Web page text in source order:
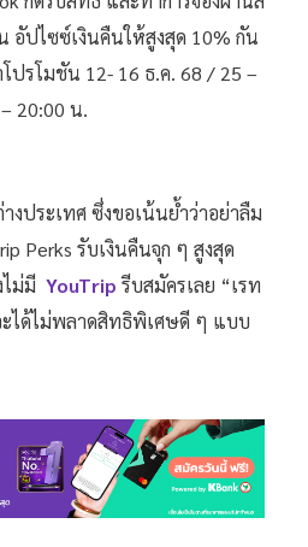
อัปไซซ์เงินคืนให้สูงสุด 10% กัน
โปรโมชัน 12- 16 ธ.ค. 68 / 25 –
20:00 น.
ประเทศ ซึ่งขอเน้นย้ำว่าอย่าลืม
Perks รับเงินคืนจุก ๆ สูงสุด
ม่มี YouTripรีบสมัครเลย “เรท
ะได้ไม่พลาดสิทธิพิเศษดี ๆ แบบ